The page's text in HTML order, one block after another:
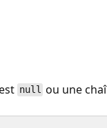
null ou une